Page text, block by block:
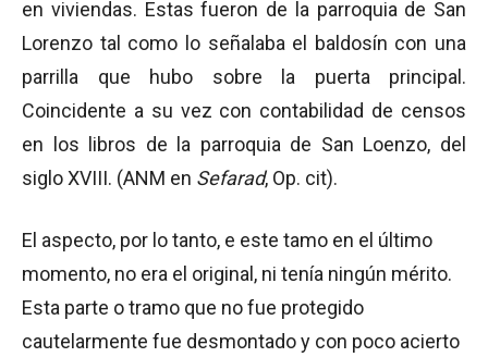
en viviendas. Estas fueron de la parroquia de San
Lorenzo tal como lo señalaba el baldosín con una
parrilla que hubo sobre la puerta principal.
Coincidente a su vez con contabilidad de censos
en los libros de la parroquia de San Loenzo, del
siglo XVIII. (ANM en Sefarad, Op. cit).
El aspecto, por lo tanto, e este tamo en el último
momento, no era el original, ni tenía ningún mérito.
Esta parte o tramo que no fue protegido
cautelarmente fue desmontado y con poco acierto